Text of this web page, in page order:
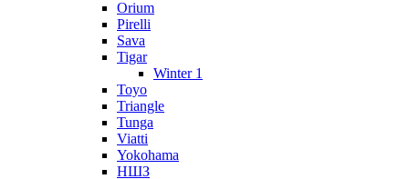
Orium
Pirelli
Sava
Tigar
Winter 1
Toyo
Triangle
Tunga
Viatti
Yokohama
НШЗ